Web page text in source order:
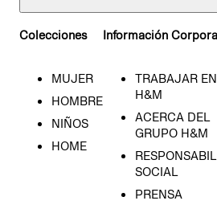
Colecciones
MUJER
HOMBRE
NIÑOS
HOME
Información
TRABAJAR EN
H&M
ACERCA DEL
GRUPO H&M
SOCIAL
PRENSA